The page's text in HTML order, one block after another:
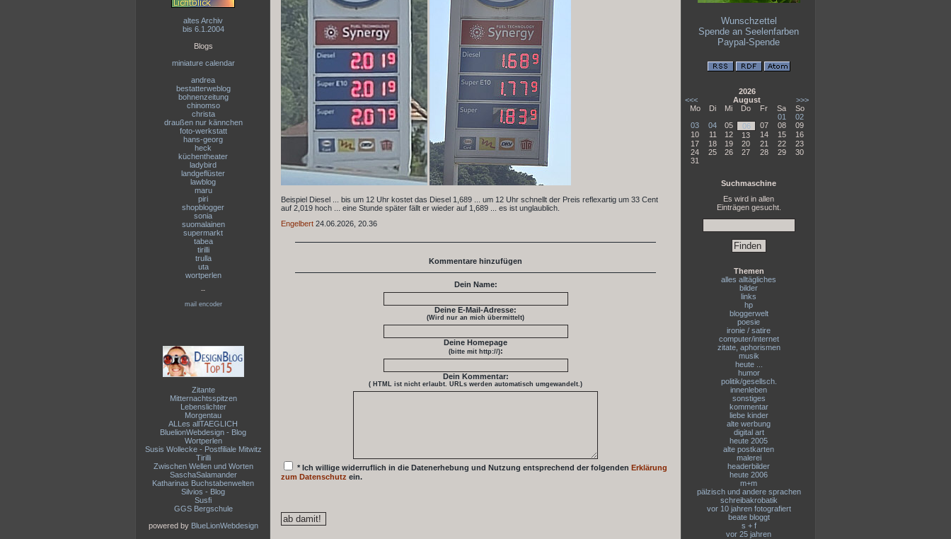
altes Archiv
bis 6.1.2004
Blogs
miniature calendar
andrea
bestatterweblog
bohnenzeitung
chinomso
christa
draußen nur kännchen
foto-werkstatt
hans-georg
heck
küchentheater
ladybird
landgeflüster
lawblog
maru
piri
shopblogger
sonia
suomalainen
supermarkt
tabea
tirilli
trulla
uta
wortperlen
--
mail encoder
Zitante
Mitternachtsspitzen
Lebenslichter
Morgentau
ALLes allTAEGLICH
BluelionWebdesign - Blog
Wortperlen
Susis Wollecke - Postfiliale Mitwitz
Tirilli
Zwischen Wellen und Worten
SaschaSalamander
Katharinas Buchstabenwelten
Silvios - Blog
Susfi
GGS Bergschule
powered by BlueLionWebdesign
Beispiel Diesel ... bis um 12 Uhr kostet das Diesel 1,689 ... um 12 Uhr schnellt der Preis reflexartig um 33 Cent
auf 2,019 hoch ... eine Stunde später fällt er wieder auf 1,689 ... es ist unglaublich.
Engelbert 24.06.2026, 20.36
Kommentare hinzufügen
Dein Name:
Deine E-Mail-Adresse:
(Wird nur an mich übermittelt)
Deine Homepage
(bitte mit http://):
Dein Kommentar:
( HTML ist nicht erlaubt. URLs werden automatisch umgewandelt.)
* Ich willige widerruflich in die Datenerhebung und Nutzung entsprechend der folgenden Erklärung
zum Datenschutz ein.
Wunschzettel
Spende an Seelenfarben
Paypal-Spende
2026
<<<
August
>>>
Mo
Di Mi Do Fr Sa
So
01
02
03
04 05 06 07 08
09
10
11 12 13 14 15
16
17
18 19 20 21 22
23
24
25 26 27 28 29
30
31
Suchmaschine
Es wird in allen
Einträgen gesucht.
Themen
alles alltägliches
bilder
links
hp
bloggerwelt
poesie
ironie / satire
computer/internet
zitate, aphorismen
musik
heute ...
humor
politik/gesellsch.
innenleben
sonstiges
kommentar
liebe kinder
alte werbung
digital art
heute 2005
alte postkarten
malerei
headerbilder
heute 2006
m+m
pälzisch und andere sprachen
schreibakrobatik
vor 10 jahren fotografiert
beate bloggt
s + f
vor 25 jahren